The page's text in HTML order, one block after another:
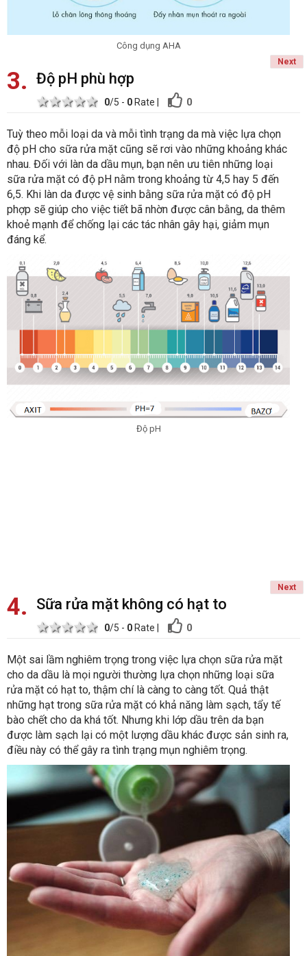
Công dụng AHA
Next
3 Độ pH phù hợp
5 stars
4 stars
3 stars
2 stars
1 star 0/5 - 0Rate 0
Tuỳ theo mỗi loại da và mỗi tình trạng da mà việc lựa chọn
độ pH cho sữa rửa mặt cũng sẽ rơi vào những khoảng khác
nhau. Đối với làn da dầu mụn, bạn nên ưu tiên những loại
sữa rửa mặt có độ pH nằm trong khoảng từ 4,5 hay 5 đến
6,5. Khi làn da được vệ sinh bằng sữa rửa mặt có độ pH
phợp sẽ giúp cho việc tiết bã nhờn được cân bằng, da thêm
khoẻ mạnh để chống lại các tác nhân gây hại, giảm mụn
đáng kể.
Độ pH
Next
4 Sữa rửa mặt không có hạt to
5 stars
4 stars
3 stars
2 stars
1 star 0/5 - 0Rate | 0
Một sai lầm nghiêm trọng trong việc lựa chọn sữa rửa mặt
cho da dầu là mọi người thường lựa chọn những loại sữa
rửa mặt có hạt to, thậm chí là càng to càng tốt. Quả thật
những hạt trong sữa rửa mặt có khả năng làm sạch, tẩy tế
bào chết cho da khá tốt. Nhưng khi lớp dầu trên da bạn
được làm sạch lại có một lượng dầu khác được sản sinh ra,
điều này có thể gây ra tình trạng mụn nghiêm trọng.